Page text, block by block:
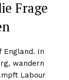
Frage
England. In
wandern
Labour